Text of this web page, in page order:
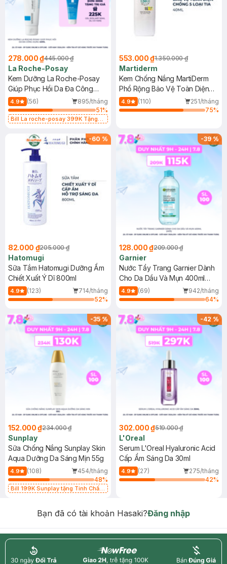
278.000 ₫445.000 ₫
La Roche-Posay
Kem Dưỡng La Roche-Posay
Giúp Phục Hồi Da Đa Công
Dụng 40ml
4.9 (56)
895/tháng
51%
Bill La roche-posay 399K Tặng
(SL có hạn)
553.000 ₫1.350.000 ₫
Martiderm
Kem Chống Nắng MartiDerm
Phổ Rộng Bảo Vệ Toàn Diện
40ml
4.9 (110)
251/tháng
75%
-60 %
82.000 ₫205.000 ₫
Hatomugi
Sữa Tắm Hatomugi Dưỡng Ẩm
Chiết Xuất Ý Dĩ 800ml
4.9 (123)
714/tháng
52%
-39%
128.000 ₫209.000 ₫
Garnier
Nước Tẩy Trang Garnier Dành
Cho Da Dầu Và Mụn 400ml
(Mới)
4.9 (69)
942/tháng
64%
-35%
152.000 ₫234.000 ₫
Sunplay
Sữa Chống Nắng Sunplay Skin
Aqua Dưỡng Da Sáng Mịn 55g
4.9 (108)
454/tháng
48%
Bill 199K Sunplay tặng Tinh Chất
-42%
302.000 ₫519.000 ₫
L'Oreal
Serum L'Oreal Hyaluronic Acid
Cấp Ẩm Sáng Da 30ml
4.9 (27)
275/tháng
42%
Bạn đã có tài khoản Hasaki?Đăng nhập